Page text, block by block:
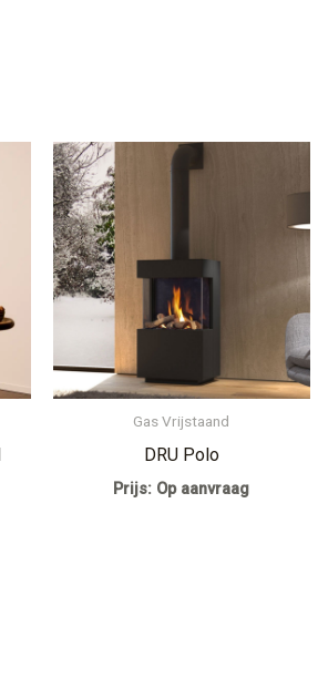
Gas Vrijstaand
DRU Polo
Prijs: Op aanvraag